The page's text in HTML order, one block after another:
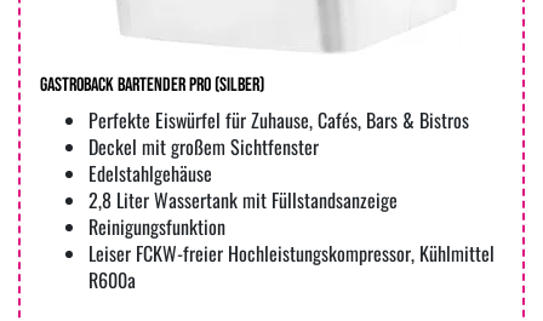
Gastroback Bartender Pro (silber)
Perfekte Eiswürfel für Zuhause, Cafés, Bars & Bistros
Deckel mit großem Sichtfenster
Edelstahlgehäuse
2,8 Liter Wassertank mit Füllstandsanzeige
Reinigungsfunktion
Leiser FCKW-freier Hochleistungskompressor, Kühlmittel
R600a